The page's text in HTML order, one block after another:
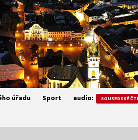
úřadu Sport audio: SOUSEDSKÉ